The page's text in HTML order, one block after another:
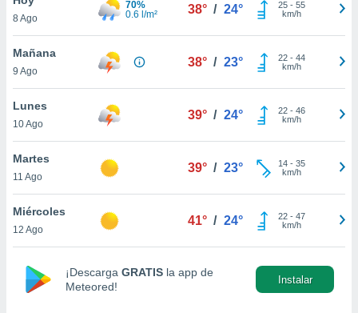
en
más
nuestra
de
8 Ago
70%
0.6 l/m²
38° / 24° 25- 55
km/h
Mañana
9 Ago
38° / 23° 22- 44
km/h
Lunes
10 Ago
39° / 24° 22- 46
km/h
Martes
11 Ago
39° / 23° 14- 35
km/h
Miércoles
12 Ago
41° / 24° 22- 47
km/h
¡Descarga GRATIS la app de
Meteored!
Instalar